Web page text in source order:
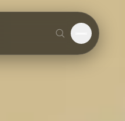
Menüyü